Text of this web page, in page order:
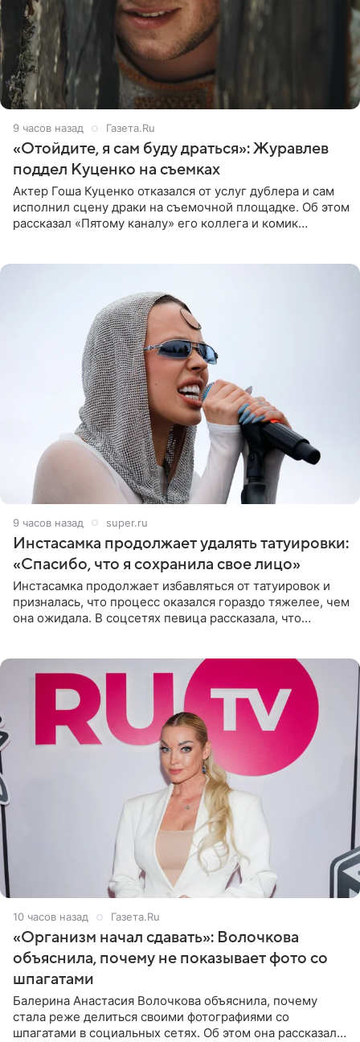
9 часов назад Газета.Ru
«Отойдите, я сам буду драться»: Журавлев
поддел Куценко на съемках
Актер Гоша Куценко отказался от услуг дублера и сам
исполнил сцену драки на съемочной площадке. Об этом
рассказал «Пятому каналу» его коллега и комик
9 часов назад super.ru
Инстасамка продолжает удалять татуировки:
«Спасибо, что я сохранила свое лицо»
Инстасамка продолжает избавляться от татуировок и
призналась, что процесс оказался гораздо тяжелее, чем
она ожидала. В соцсетях певица рассказала, что
10 часов назад Газета.Ru
«Организм начал сдавать»: Волочкова
объяснила, почему не показывает фото со
шпагатами
Балерина Анастасия Волочкова объяснила, почему
стала реже делиться своими фотографиями со
шпагатами в социальных сетях. Об этом она рассказала